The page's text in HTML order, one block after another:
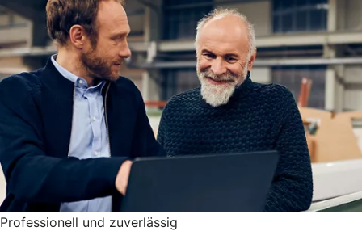
Professionell und zuverlässig